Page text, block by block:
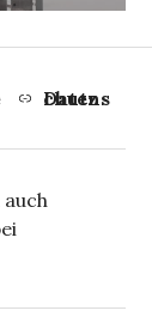
Datenschutz
auch